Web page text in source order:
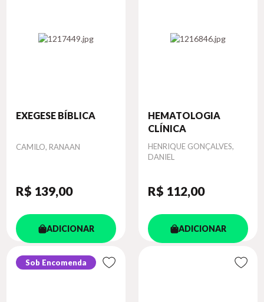
EXEGESE BÍBLICA
Autor
CAMILO, RANAAN
R$ 139,00
ADICIONAR
HEMATOLOGIA
CLÍNICA
Autor
HENRIQUE GONÇALVES,
DANIEL
R$ 112,00
ADICIONAR
Sob Encomenda